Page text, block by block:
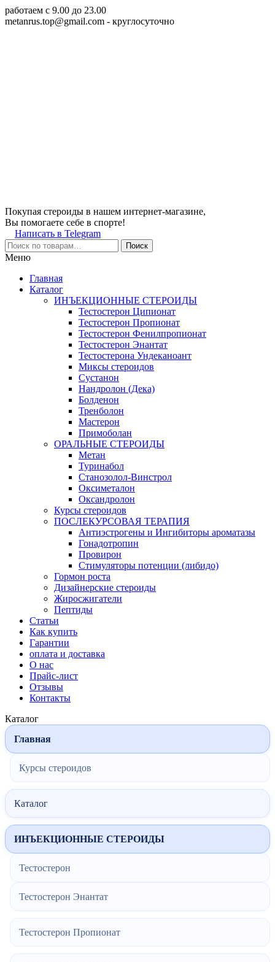
работаем c 9.00 до 23.00
metanrus.top@gmail.com - круглосуточно
Покупая стероиды в нашем интернет-магазине,
Вы помогаете себе в спорте!
Написать в Telegram
Поиск
Меню
Главная
Каталог
ИНЪЕКЦИОННЫЕ СТЕРОИДЫ
Тестостерон Ципионат
Тестостерон Пропионат
Тестостерон Фенилпропионат
Тестостерон Энантат
Тестостерона Ундеканоант
Миксы стероидов
Сустанон
Нандролон (Дека)
Болденон
Тренболон
Мастерон
Примоболан
ОРАЛЬНЫЕ СТЕРОИДЫ
Метан
Туринабол
Станозолол-Винстрол
Оксиметалон
Оксандролон
Курсы стероидов
ПОСЛЕКУРСОВАЯ ТЕРАПИЯ
Антиэстрогены и Ингибиторы ароматазы
Гонадотропин
Провирон
Стимуляторы потенции (либидо)
Гормон роста
Дизайнерские стероиды
Жиросжигатели
Пептиды
Статьи
Как купить
Гарантии
оплата и доставка
О нас
Прайс-лист
Отзывы
Контакты
Каталог
Главная
Курсы стероидов
Каталог
ИНЪЕКЦИОННЫЕ СТЕРОИДЫ
Тестостерон
Тестостерон Энантат
Тестостерон Пропионат